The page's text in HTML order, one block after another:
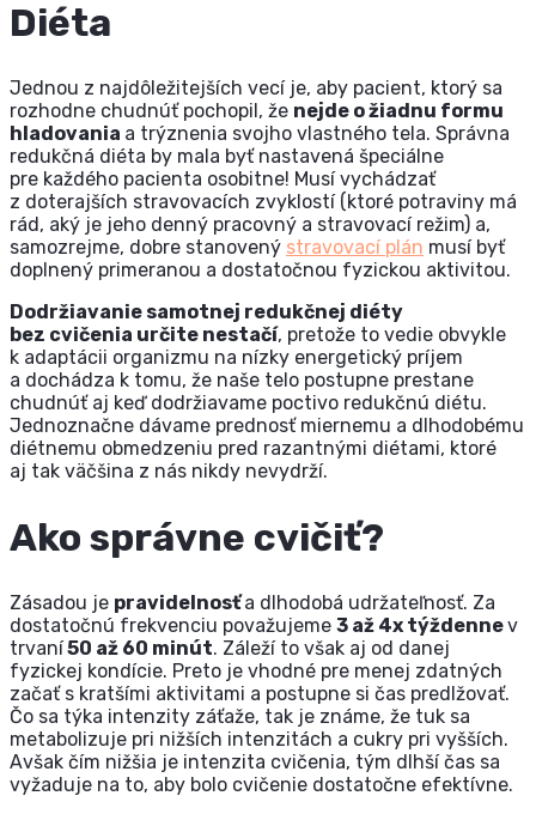
Diéta
Jednou z najdôležitejších vecí je, aby pacient, ktorý sa
rozhodne chudnúť pochopil, že nejde o žiadnu formu
hladovania a trýznenia svojho vlastného tela. Správna
redukčná diéta by mala byť nastavená špeciálne
pre každého pacienta osobitne! Musí vychádzať
z doterajších stravovacích zvyklostí (ktoré potraviny má
rád, aký je jeho denný pracovný a stravovací režim) a,
samozrejme, dobre stanovený stravovací plán musí byť
doplnený primeranou a dostatočnou fyzickou aktivitou.
Dodržiavanie samotnej redukčnej diéty
bez cvičenia určite nestačí, pretože to vedie obvykle
k adaptácii organizmu na nízky energetický príjem
a dochádza k tomu, že naše telo postupne prestane
chudnúť aj keď dodržiavame poctivo redukčnú diétu.
Jednoznačne dávame prednosť miernemu a dlhodobému
diétnemu obmedzeniu pred razantnými diétami, ktoré
aj tak väčšina z nás nikdy nevydrží.
Ako správne cvičiť?
Zásadou je pravidelnosťa dlhodobá udržateľnosť. Za
dostatočnú frekvenciu považujeme 3 až 4x týždennev
trvaní50 až 60 minút. Záleží to však aj od danej
fyzickej kondície. Preto je vhodné pre menej zdatných
začať s kratšími aktivitami a postupne si čas predlžovať.
Čo sa týka intenzity záťaže, tak je známe, že tuk sa
metabolizuje pri nižších intenzitách a cukry pri vyšších.
Avšak čím nižšia je intenzita cvičenia, tým dlhší čas sa
vyžaduje na to, aby bolo cvičenie dostatočne efektívne.